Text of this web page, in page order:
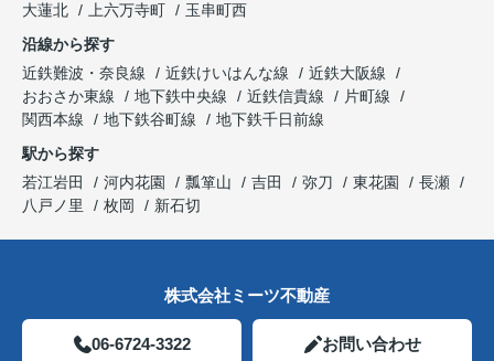
大蓮北
上六万寺町
玉串町西
沿線から探す
近鉄難波・奈良線
近鉄けいはんな線
近鉄大阪線
おおさか東線
地下鉄中央線 近鉄信貴線
片町線
関西本線
地下鉄谷町線
地下鉄千日前線
駅から探す
若江岩田
河内花園 瓢箪山 吉田 弥刀 東花園
長瀬
八戸ノ里
枚岡 新石切
株式会社ミーツ不動産
06-6724-3322 お問い合わせ